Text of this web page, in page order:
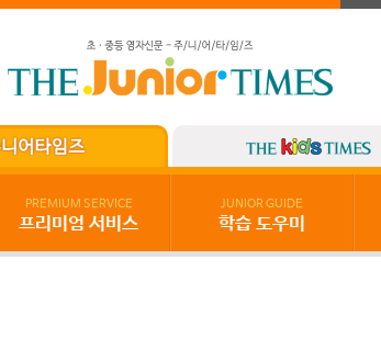
PREMIUM SERVICE
프리미엄 서비스
JUNIOR GUIDE
학습 도우미